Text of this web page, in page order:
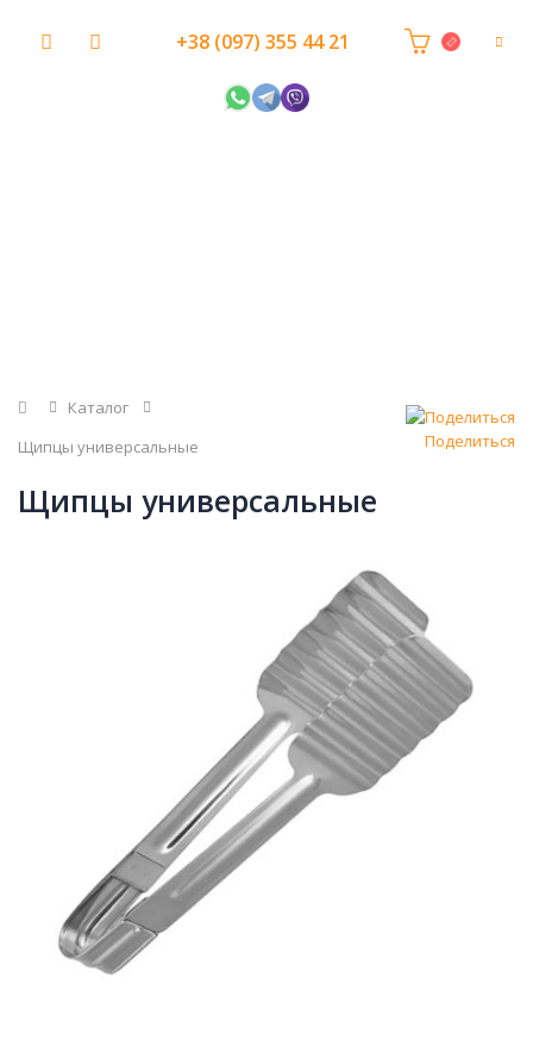
+38 (097) 355 44 21
Главная
Каталог
Щипцы универсальные
Поделиться
Щипцы универсальные